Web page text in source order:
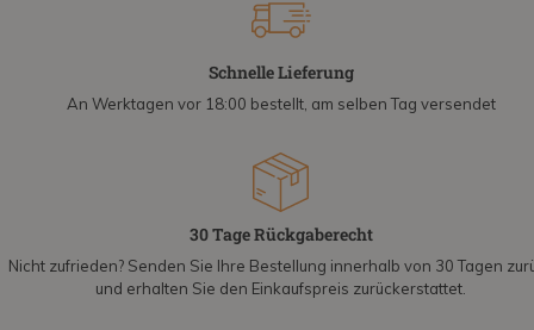
Schnelle Lieferung
An Werktagen vor 18:00 bestellt, am selben Tag versendet
30 Tage Rückgaberecht
Nicht zufrieden? Senden Sie Ihre Bestellung innerhalb von 30 Tagen
und erhalten Sie den Einkaufspreis zurückerstattet.